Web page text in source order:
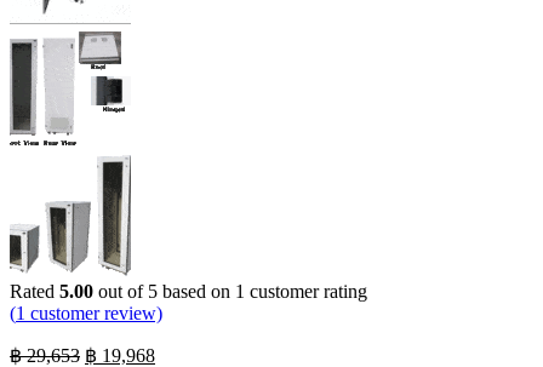
Rated 5.00 out of 5 based on 1 customer rating
(1 customer review)
฿29,653 Original
฿ 19,968Current